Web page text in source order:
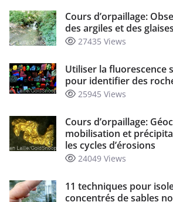
Cours d’orpaillage:
des argiles et des
27435 Views
Utiliser la fluorescence
pour identifier des
25945 Views
Cours d’orpaillage:
mobilisation et
les cycles d’érosions
24049 Views
11 techniques pour
concentrés de sables